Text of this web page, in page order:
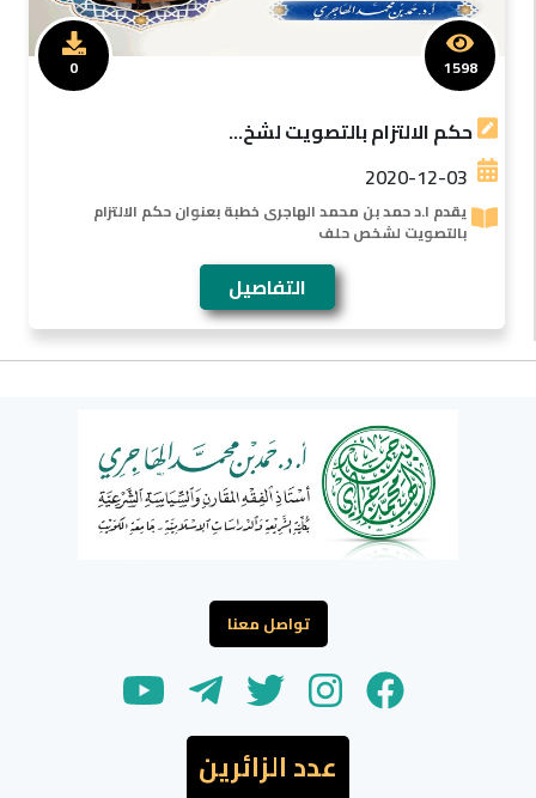
حكم الالتزام بالتصويت لشخ...
2020-12-03
يقدم ا.د حمد بن محمد الهاجرى خطبة بعنوان حكم الالتزام
بالتصويت لشخص حلف
التفاصيل
1598
0
تواصل معنا
عدد الزائرين